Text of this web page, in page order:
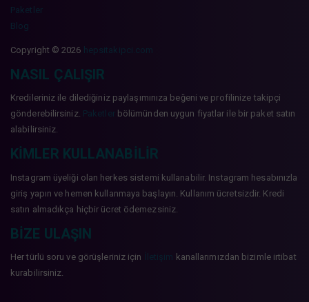
Paketler
Blog
Copyright © 2026 hepsitakipci.com
NASIL ÇALIŞIR
Kredileriniz ile dilediğiniz paylaşımınıza beğeni ve profilinize takipçi
gönderebilirsiniz. Paketler bölümünden uygun fiyatlar ile bir paket satın
alabilirsiniz.
KIMLER KULLANABILIR
Instagram üyeliği olan herkes sistemi kullanabilir. Instagram hesabınızla
giriş yapın ve hemen kullanmaya başlayın. Kullanım ücretsizdir. Kredi
satın almadıkça hiçbir ücret ödemezsiniz.
BIZE ULAŞIN
Her türlü soru ve görüşleriniz için
kanallarımızdan bizimle irtibat
kurabilirsiniz.